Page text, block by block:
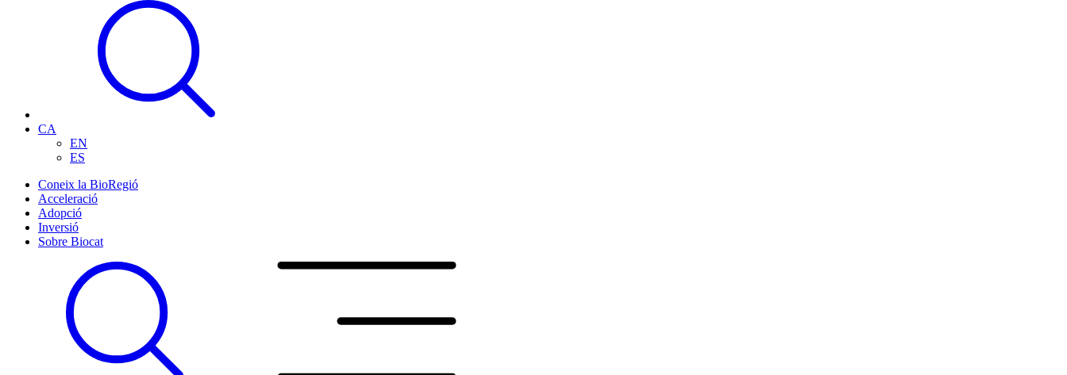
CA
EN
ES
Coneix la BioRegió
Acceleració
Adopció
Inversió
Sobre Biocat